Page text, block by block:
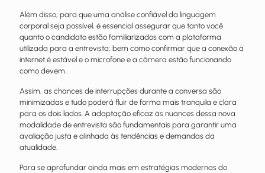
Além disso, para que uma análise confiável da linguagem
corporal seja possível, é essencial assegurar que tanto você
quanto o candidato estão familiarizados com a plataforma
utilizada para a entrevista; bem como confirmar que a conexão à
internet é estável e o microfone e a câmera estão funcionando
como devem.
Assim, as chances de interrupções durante a conversa são
minimizadas e tudo poderá fluir de forma mais tranquila e clara
para os dois lados. A adaptação eficaz às nuances dessa nova
modalidade de entrevista são fundamentais para garantir uma
avaliação justa e alinhada às tendências e demandas da
atualidade.
Para se aprofundar ainda mais em estratégias modernas do